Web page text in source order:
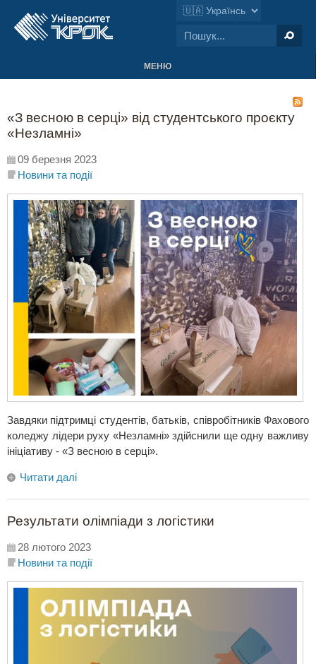
МЕНЮ
«З весною в серці» від студентського проєкту
«Незламні»
09 березня 2023
Новини та події
Завдяки підтримці студентів, батьків, співробітників Фахового
коледжу лідери руху «Незламні» здійснили ще одну важливу
ініціативу - «З весною в серці».
Читати далі
Результати олімпіади з логістики
28 лютого 2023
Новини та події